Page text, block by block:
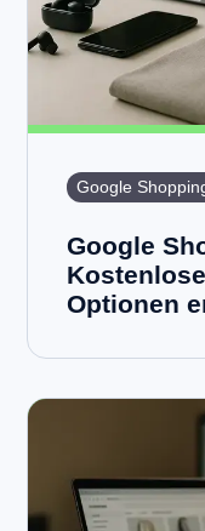
Google
Google
Optionen